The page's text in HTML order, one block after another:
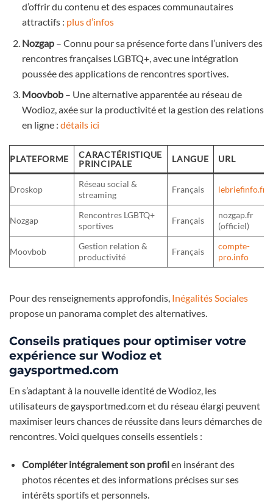
d’offrir du contenu et des espaces communautaires
attractifs : plus d’infos
Nozgap– Connu pour sa présence forte dans l’univers des
rencontres françaises LGBTQ+, avec une intégration
poussée des applications de rencontres sportives.
Moovbob– Une alternative apparentée au réseau de
Wodioz, axée sur la productivité et la gestion des relations
en ligne : détails ici
PLATEFORME
CARACTÉRISTIQUE
PRINCIPALE
LANGUE URL
Droskop
Réseau social &
streaming
Français lebriefinfo.fr
Nozgap
Rencontres LGBTQ+
sportives
Français
nozgap.fr
(officiel)
Moovbob
Gestion relation &
productivité
Français
compte-
pro.info
Pour des renseignements approfondis, Inégalités Sociales
propose un panorama complet des alternatives.
Conseils pratiques pour optimiser votre
expérience sur Wodioz et
gaysportmed.com
En s’adaptant à la nouvelle identité de Wodioz, les
utilisateurs de gaysportmed.com et du réseau élargi peuvent
maximiser leurs chances de réussite dans leurs démarches de
rencontres. Voici quelques conseils essentiels :
Compléter intégralement son profilen insérant des
photos récentes et des informations précises sur ses
intérêts sportifs et personnels.